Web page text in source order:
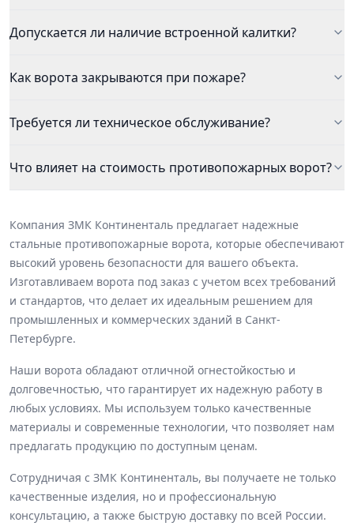
промышленных объектах.
высокая надёжность и герметичность.
• Подъёмно-секционные противопожарные ворота —
комбинация удобства эксплуатации и огнестойкости.
решение для больших площадей и автоматической
локализации огня.
Преимущества
• высокая огнестойкость и сертифицированное
соответствие нормам;
• долговечные стальные конструкции;
• возможность автоматизации и подключения к системам
пожарной сигнализации;
• сохранение работоспособности механизмов при высоких
температурах.
Допускается ли наличие встроенной калитки?
Как ворота закрываются при пожаре?
Требуется ли техническое обслуживание?
Что влияет на стоимость противопожарных ворот?
Компания ЗМК Континенталь предлагает надежные
стальные противопожарные ворота, которые обеспечивают
высокий уровень безопасности для вашего объекта.
Изготавливаем ворота под заказ с учетом всех требований
и стандартов, что делает их идеальным решением для
промышленных и коммерческих зданий в Санкт-
Петербурге.
Наши ворота обладают отличной огнестойкостью и
долговечностью, что гарантирует их надежную работу в
любых условиях. Мы используем только качественные
материалы и современные технологии, что позволяет нам
предлагать продукцию по доступным ценам.
Сотрудничая с ЗМК Континенталь, вы получаете не только
качественные изделия, но и профессиональную
консультацию, а также быструю доставку по всей России.